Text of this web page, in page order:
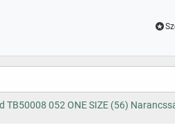
TB50008 052 ONE SIZE (56)